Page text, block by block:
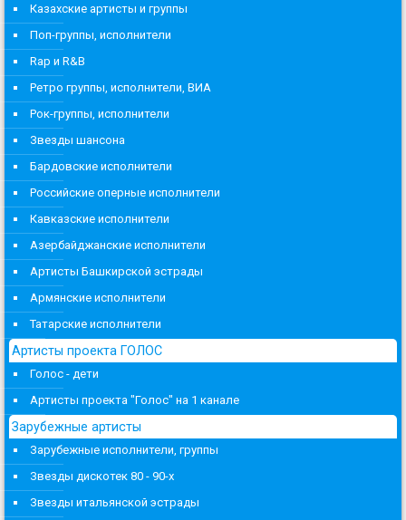
Казахские артисты и группы
Поп-группы, исполнители
Rap и R&B
Ретро группы, исполнители, ВИА
Рок-группы, исполнители
Звезды шансона
Бардовские исполнители
Российские оперные исполнители
Кавказские исполнители
Азербайджанские исполнители
Артисты Башкирской эстрады
Армянские исполнители
Татарские исполнители
Артисты проекта ГОЛОС
Голос - дети
Артисты проекта "Голос" на 1 канале
Зарубежные артисты
Зарубежные исполнители, группы
Звезды дискотек 80 - 90-х
Звезды итальянской эстрады